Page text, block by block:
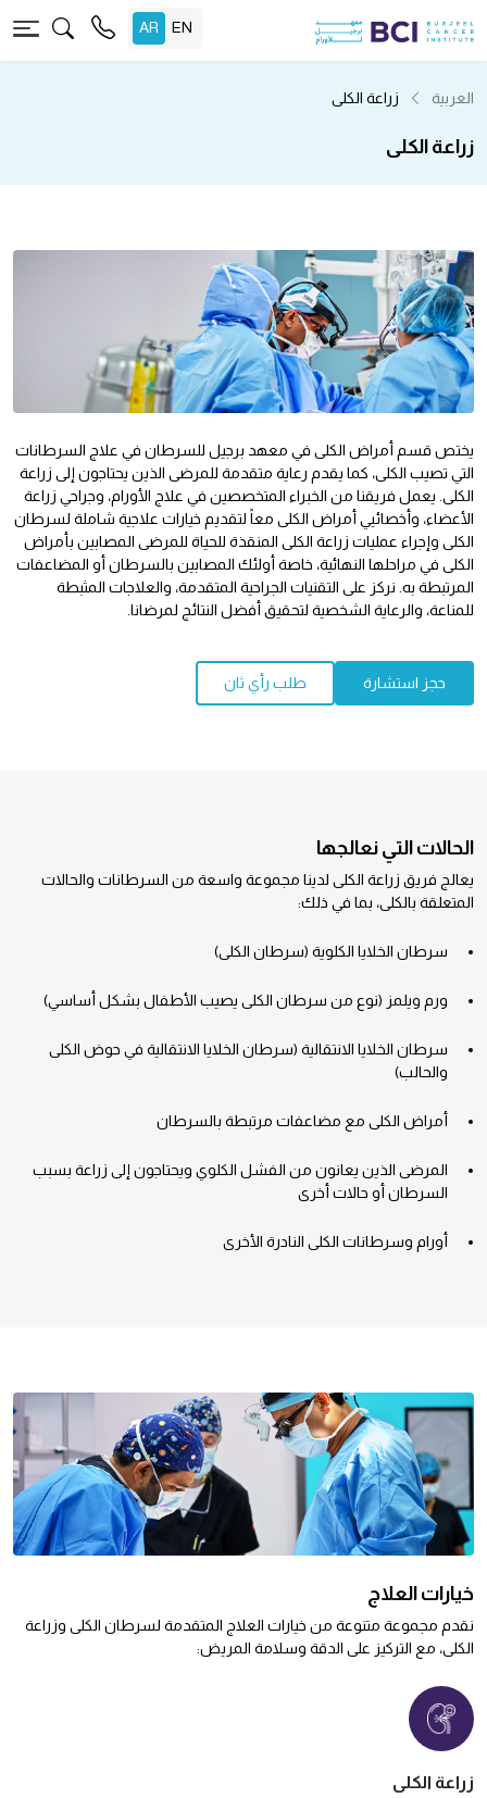
العربية زراعة الكلى
زراعة الكلى
يختص قسم أمراض الكلى في معهد برجيل للسرطان في علاج السرطانات
التي تصيب الكلى، كما يقدم رعاية متقدمة للمرضى الذين يحتاجون إلى زراعة
الكلى. يعمل فريقنا من الخبراء المتخصصين في علاج الأورام، وجراحي زراعة
الأعضاء، وأخصائيي أمراض الكلى معاً لتقديم خيارات علاجية شاملة لسرطان
الكلى وإجراء عمليات زراعة الكلى المنقذة للحياة للمرضى المصابين بأمراض
الكلى في مراحلها النهائية، خاصة أولئك المصابين بالسرطان أو المضاعفات
المرتبطة به. نركز على التقنيات الجراحية المتقدمة، والعلاجات المثبطة
للمناعة، والرعاية الشخصية لتحقيق أفضل النتائج لمرضانا.
حجز استشارة طلب رأي ثان
الحالات التي نعالجها
يعالج فريق زراعة الكلى لدينا مجموعة واسعة من السرطانات والحالات
المتعلقة بالكلى، بما في ذلك:
سرطان الخلايا الكلوية (سرطان الكلى)
ورم ويلمز (نوع من سرطان الكلى يصيب الأطفال بشكل أساسي)
سرطان الخلايا الانتقالية (سرطان الخلايا الانتقالية في حوض الكلى
والحالب)
أمراض الكلى مع مضاعفات مرتبطة بالسرطان
المرضى الذين يعانون من الفشل الكلوي ويحتاجون إلى زراعة بسبب
السرطان أو حالات أخرى
أورام وسرطانات الكلى النادرة الأخرى
خيارات العلاج
نقدم مجموعة متنوعة من خيارات العلاج المتقدمة لسرطان الكلى وزراعة
الكلى، مع التركيز على الدقة وسلامة المريض:
زراعة الكلى